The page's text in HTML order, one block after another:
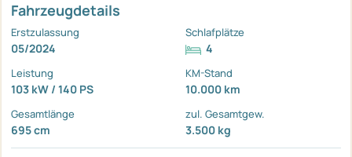
Fahrzeugdetails
Erstzulassung
05/2024
Schlafplätze
4
Leistung
103 kW / 140 PS
KM-Stand
10.000 km
Gesamtlänge
695 cm
zul. Gesamtgew.
3.500 kg